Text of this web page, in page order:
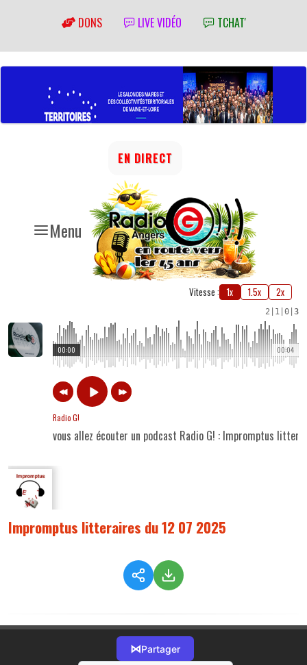
DONS LIVE VIDÉO TCHAT'
Menu
EN DIRECT
Vitesse : 1x 1.5x 2x
2 1 0 3
00:04
00:00
Radio G!
vous allez écouter un podcast Radio G! : Impromptus
Impromptus litteraires du 12 07 2025
⋈Partager